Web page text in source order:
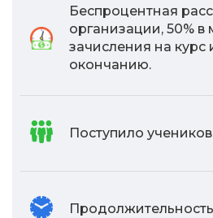
Беспроцентная
организации, 50% в
зачисления на курс
окончанию.
Поступило